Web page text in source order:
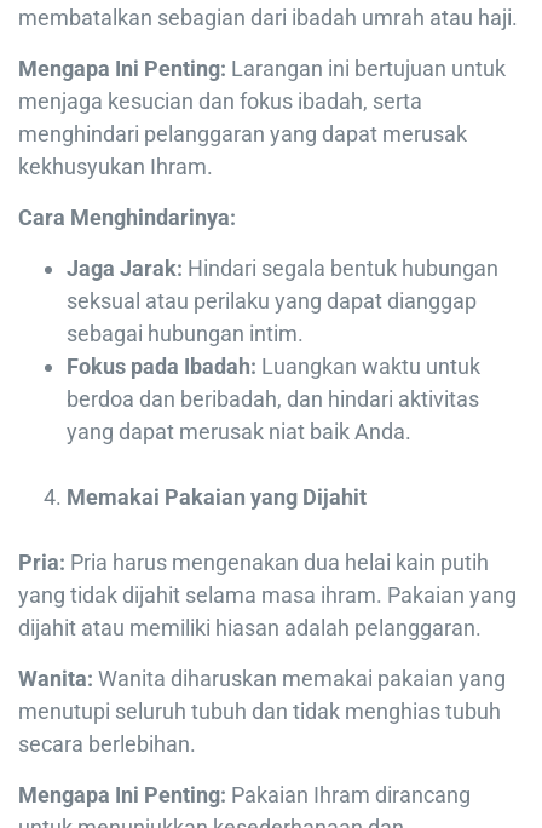
membatalkan sebagian dari ibadah umrah atau haji.
Mengapa Ini Penting: Larangan ini bertujuan untuk
menjaga kesucian dan fokus ibadah, serta
menghindari pelanggaran yang dapat merusak
kekhusyukan Ihram.
Cara Menghindarinya:
Jaga Jarak: Hindari segala bentuk hubungan
seksual atau perilaku yang dapat dianggap
sebagai hubungan intim.
Fokus pada Ibadah: Luangkan waktu untuk
berdoa dan beribadah, dan hindari aktivitas
yang dapat merusak niat baik Anda.
Memakai Pakaian yang Dijahit
Pria: Pria harus mengenakan dua helai kain putih
yang tidak dijahit selama masa ihram. Pakaian yang
dijahit atau memiliki hiasan adalah pelanggaran.
Wanita: Wanita diharuskan memakai pakaian yang
menutupi seluruh tubuh dan tidak menghias tubuh
secara berlebihan.
Mengapa Ini Penting: Pakaian Ihram dirancang